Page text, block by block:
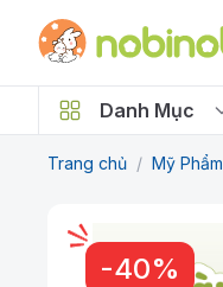
Danh Mục
Trang chủ / Mỹ Phẩm
-40%